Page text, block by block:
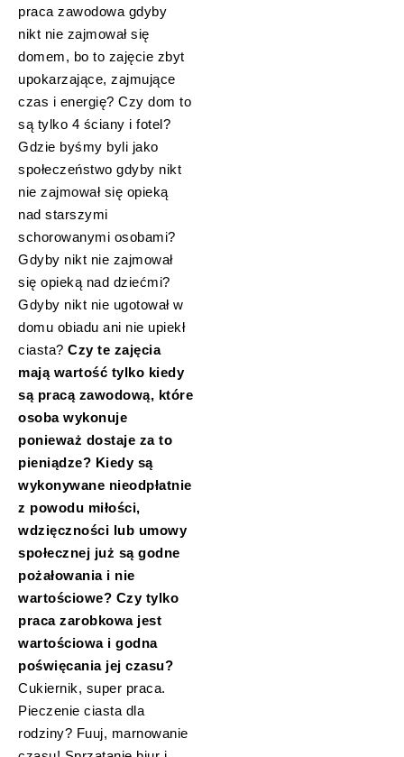
praca zawodowa gdyby
nikt nie zajmował się
domem, bo to zajęcie zbyt
upokarzające, zajmujące
czas i energię? Czy dom to
są tylko 4 ściany i fotel?
Gdzie byśmy byli jako
społeczeństwo gdyby nikt
nie zajmował się opieką
nad starszymi
schorowanymi osobami?
Gdyby nikt nie zajmował
się opieką nad dziećmi?
Gdyby nikt nie ugotował w
domu obiadu ani nie upiekł
ciasta? Czy te zajęcia
mają wartość tylko kiedy
są pracą zawodową, które
osoba wykonuje
ponieważ dostaje za to
pieniądze? Kiedy są
wykonywane nieodpłatnie
z powodu miłości,
wdzięczności lub umowy
społecznej już są godne
pożałowania i nie
wartościowe? Czy tylko
praca zarobkowa jest
wartościowa i godna
poświęcania jej czasu?
Cukiernik, super praca.
Pieczenie ciasta dla
rodziny? Fuuj, marnowanie